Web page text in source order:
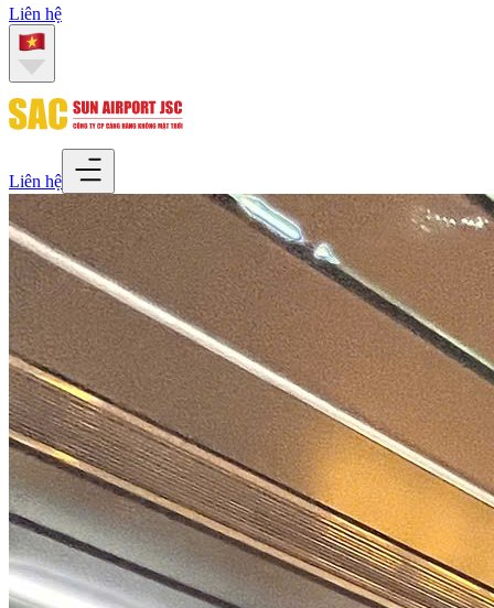
Liên hệ
Liên hệ